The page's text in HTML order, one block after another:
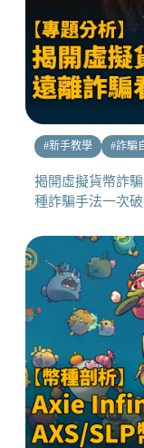
#新手教學 #詐騙
揭開虛擬貨幣詐
種詐騙手法一次破